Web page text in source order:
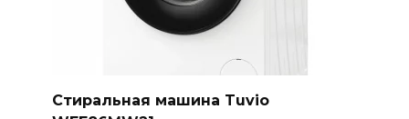
Стиральная машина Tuvio